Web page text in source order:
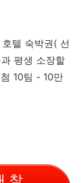
텔 숙박권( 선
평생 소장할
10팀 - 10만